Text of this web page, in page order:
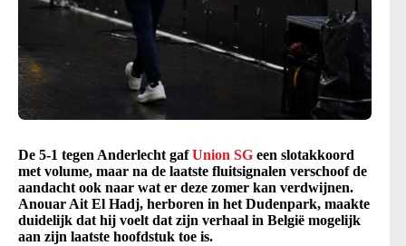
De 5-1 tegen Anderlecht gafUnion SG een slotakkoord
met volume, maar na de laatste fluitsignalen verschoof de
aandacht ook naar wat er deze zomer kan verdwijnen.
Anouar Ait El Hadj, herboren in het Dudenpark, maakte
duidelijk dat hij voelt dat zijn verhaal in België mogelijk
aan zijn laatste hoofdstuk toe is.